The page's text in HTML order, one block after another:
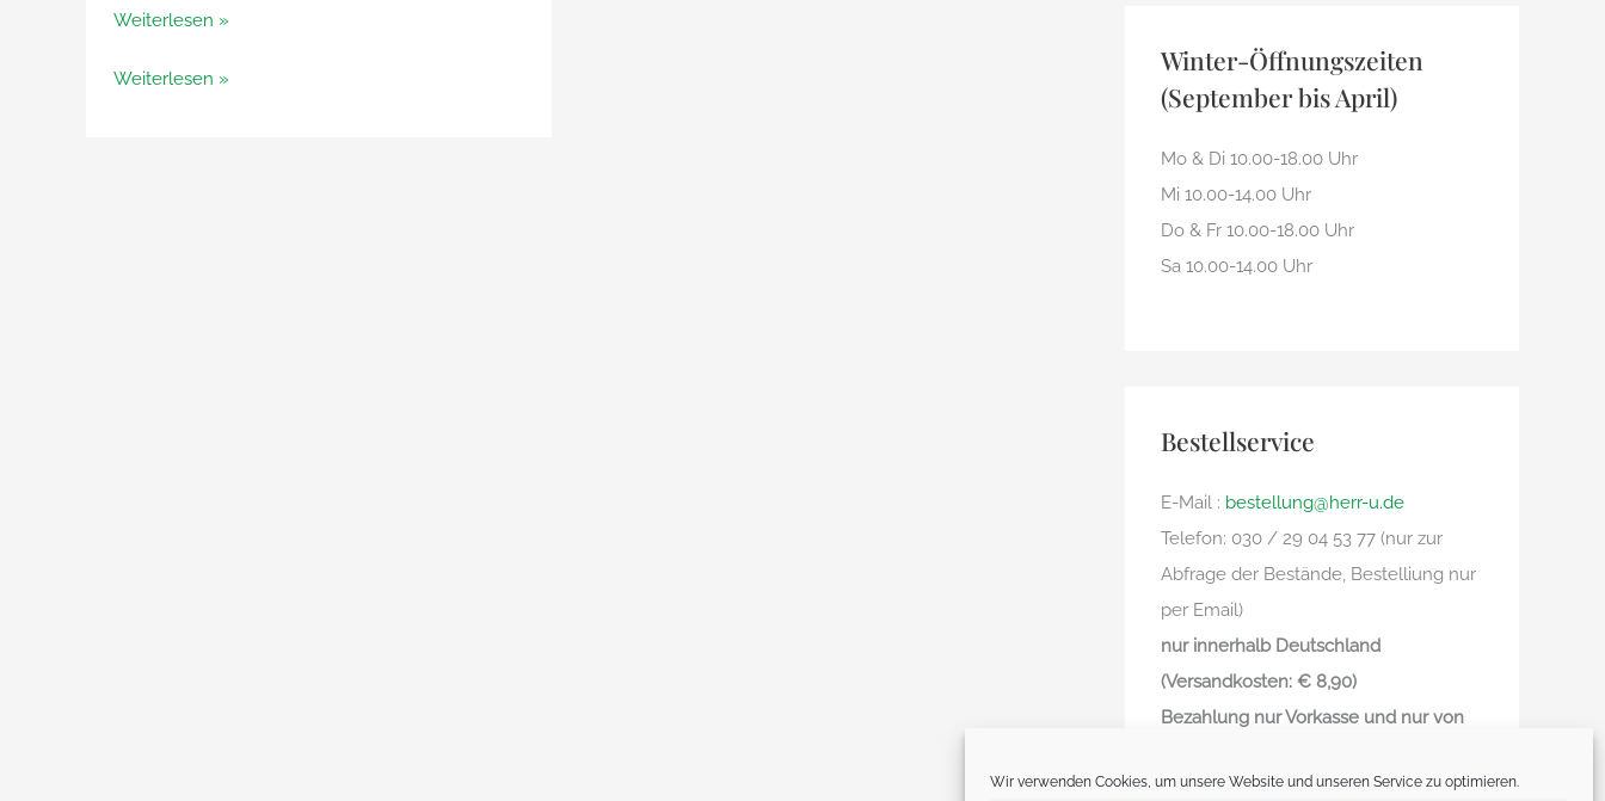
Wir verwenden Cookies, um unsere Website und unseren Service zu optimieren.
Bunte
für
Weiterlesen »
Bunte
Weiterlesen »
Winter-Öffnungszeiten
(September bis April)
Mo & Di 10.00-18.00 Uhr
Mi 10.00-14.00 Uhr
Do & Fr 10.00-18.00 Uhr
Sa 10.00-14.00 Uhr
Bestellservice
E-Mail : bestellung@herr-u.de
Telefon: 030 / 29 04 53 77 (nur zur
Abfrage der Bestände, Bestelliung nur
per Email)
nur innerhalb Deutschland
(Versandkosten: € 8,90)
Bezahlung nur Vorkasse und nur von
Bankkonto – kein Paypal